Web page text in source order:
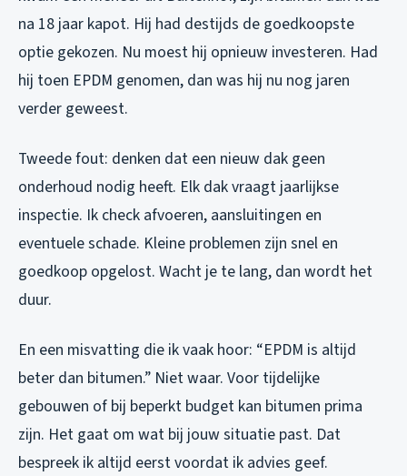
na 18 jaar kapot. Hij had destijds de goedkoopste
optie gekozen. Nu moest hij opnieuw investeren. Had
hij toen EPDM genomen, dan was hij nu nog jaren
verder geweest.
Tweede fout: denken dat een nieuw dak geen
onderhoud nodig heeft. Elk dak vraagt jaarlijkse
inspectie. Ik check afvoeren, aansluitingen en
eventuele schade. Kleine problemen zijn snel en
goedkoop opgelost. Wacht je te lang, dan wordt het
duur.
En een misvatting die ik vaak hoor: “EPDM is altijd
beter dan bitumen.” Niet waar. Voor tijdelijke
gebouwen of bij beperkt budget kan bitumen prima
zijn. Het gaat om wat bij jouw situatie past. Dat
bespreek ik altijd eerst voordat ik advies geef.